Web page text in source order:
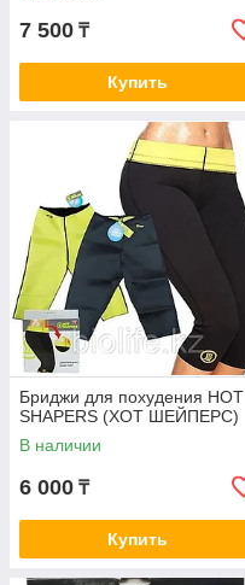
7 500 ₸
Купить
Бриджи для похудения HOT
SHAPERS (ХОТ ШЕЙПЕРС)
В наличии
6 000 ₸
Купить